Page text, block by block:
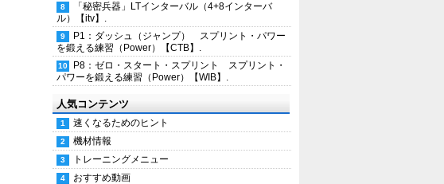
「秘密兵器」LTインターバル（4+8インターバ
ル）【itv】.
P1：ダッシュ（ジャンプ） スプリント・パワー
を鍛える練習（Power）【CTB】.
P8：ゼロ・スタート・スプリント スプリント・
パワーを鍛える練習（Power）【WIB】.
人気コンテンツ
速くなるためのヒント
機材情報
トレーニングメニュー
おすすめ動画